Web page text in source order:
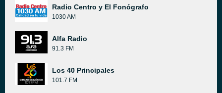
Radio Centro y El Fonógrafo
1030 AM
Alfa Radio
91.3 FM
Los 40 Principales
101.7 FM